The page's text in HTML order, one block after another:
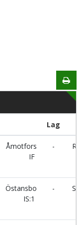
Lag
Åmotfors
IF
-
Östansbo
IS:1
-